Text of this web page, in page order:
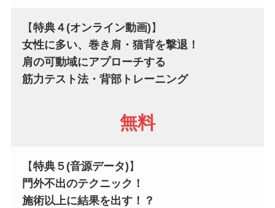
【特典４(オンライン動画) 】
女性に多い、巻き肩・猫背を撃退！
肩の可動域にアプローチする
筋力テスト法・背部トレーニング
無料
【特典５(音源データ) 】
門外不出のテクニック！
施術以上に結果を出す！？